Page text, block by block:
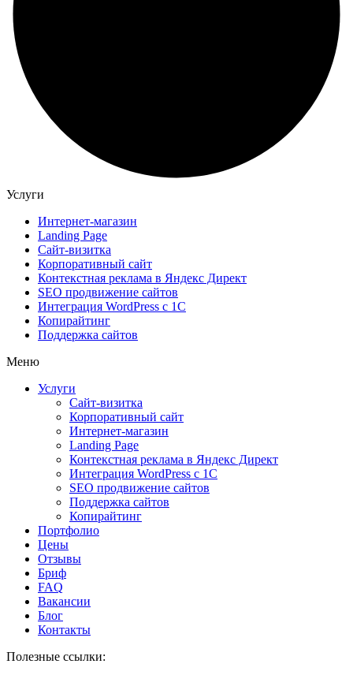
Услуги
Интернет-магазин
Landing Page
Сайт-визитка
Корпоративный сайт
Контекстная реклама в Яндекс Директ
SEO продвижение сайтов
Интеграция WordPress c 1C
Копирайтинг
Поддержка сайтов
Меню
Услуги
Сайт-визитка
Корпоративный сайт
Интернет-магазин
Landing Page
Контекстная реклама в Яндекс Директ
Интеграция WordPress c 1C
SEO продвижение сайтов
Поддержка сайтов
Копирайтинг
Портфолио
Цены
Отзывы
Бриф
FAQ
Вакансии
Блог
Контакты
Полезные ссылки: